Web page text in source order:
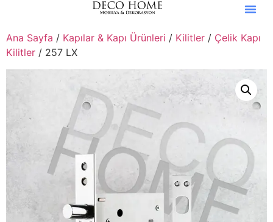
Ana Sayfa / Kapılar & Kapı Ürünleri / Kilitler / Çelik Kapı
Kilitler / 257 LX